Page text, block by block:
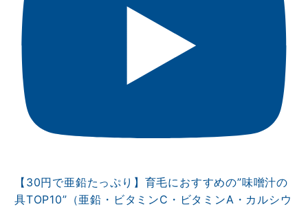
【30円で亜鉛たっぷり】育毛におすすめの”味噌汁の
具TOP10”（亜鉛・ビタミンⅭ・ビタミンA・カルシウ